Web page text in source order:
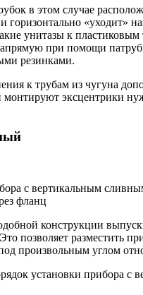
в этом случае
горизонтально «уходит»
унитазы к пластиковым
при помощи
резинками.
к трубам из чугуна
монтируют эксцентрики
с вертикальным
фланц
конструкции
позволяет разместить
произвольным углом
установки прибора с